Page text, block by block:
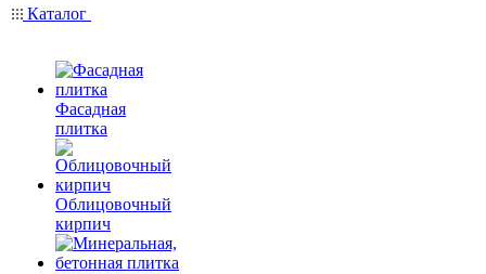
Каталог
Фасадная
плитка
Облицовочный
кирпич